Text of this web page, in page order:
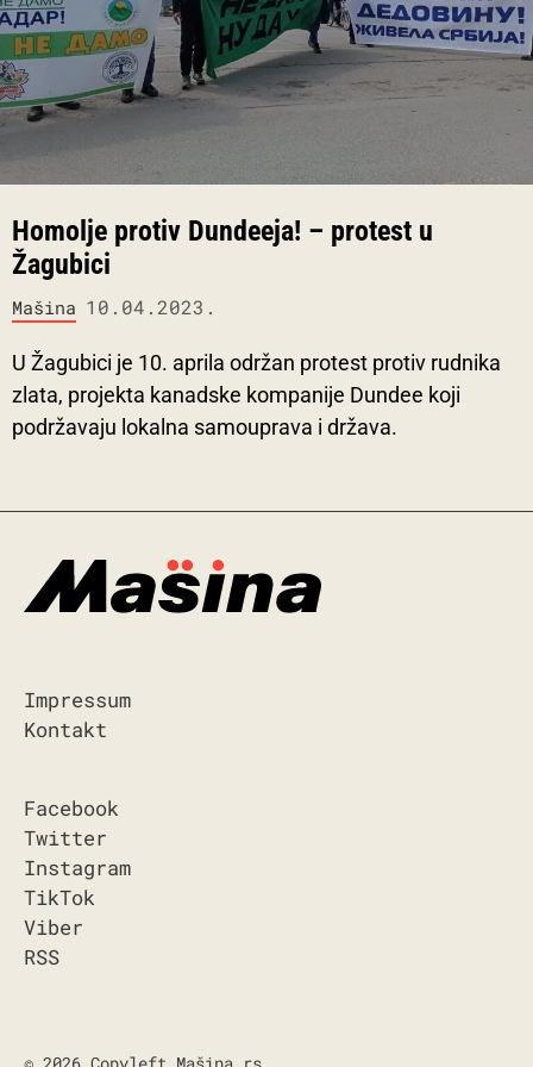
Homolje protiv Dundeeja! – protest u
Žagubici
Mašina 10.04.2023.
U Žagubici je 10. aprila održan protest protiv rudnika
zlata, projekta kanadske kompanije Dundee koji
podržavaju lokalna samouprava i država.
Impressum
Kontakt
Facebook
Twitter
Instagram
TikTok
Viber
RSS